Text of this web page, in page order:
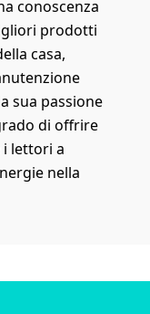
conoscenza
prodotti
casa,
sua passione
di offrire
lettori a
nella